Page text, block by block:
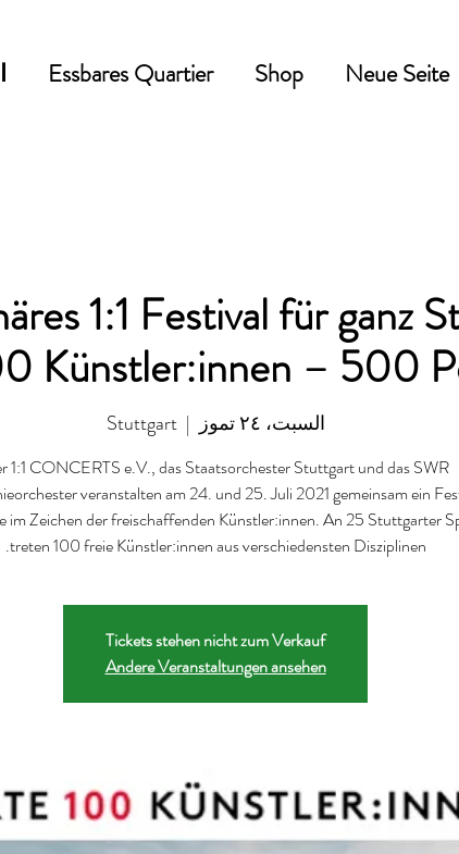
Essbares Quartier Shop Neue Seite
1:1 Festival für ganz
Künstler:innen – 500
السبت، ٢٤ تموز
  |
Stuttgart
1:1 CONCERTS e.V., das Staatsorchester Stuttgart und das SWR
veranstalten am 24. und 25. Juli 2021 gemeinsam ein
im Zeichen der freischaffenden Künstler:innen. An 25 Stuttgarter
treten 100 freie Künstler:innen aus verschiedensten Disziplinen.
Tickets stehen nicht zum Verkauf
Andere Veranstaltungen ansehen